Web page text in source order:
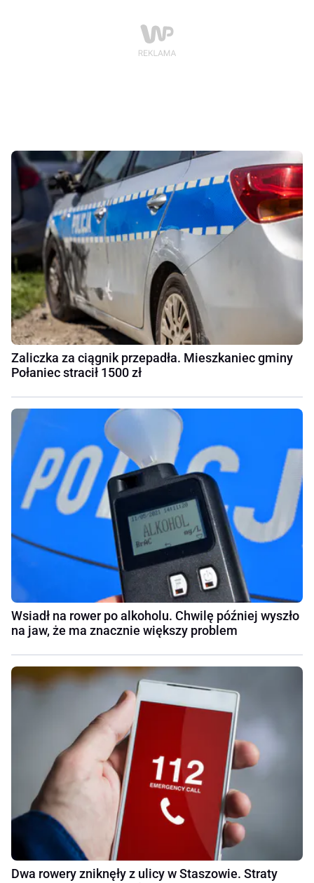
Zaliczka za ciągnik przepadła. Mieszkaniec gminy
Połaniec stracił 1500 zł
Wsiadł na rower po alkoholu. Chwilę później wyszło
na jaw, że ma znacznie większy problem
Dwa rowery zniknęły z ulicy w Staszowie. Straty